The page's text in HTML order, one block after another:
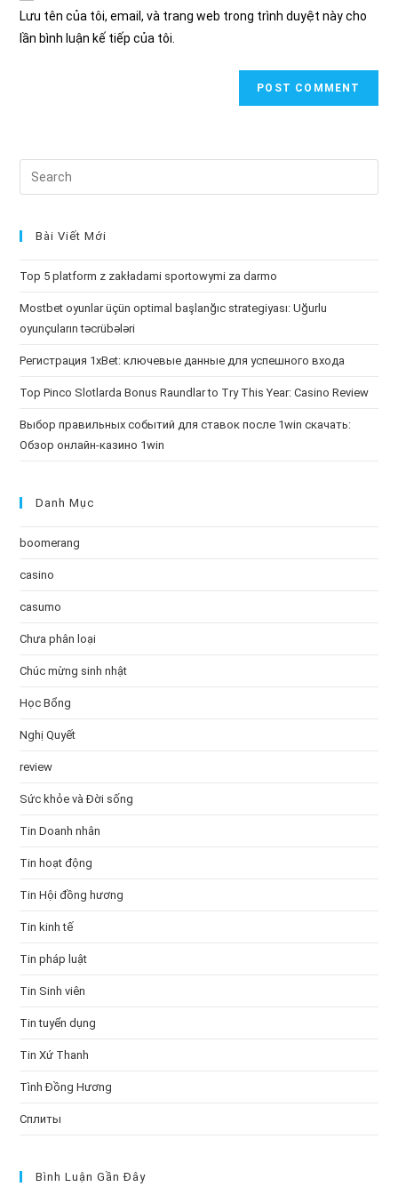
Lưu tên của tôi, email, và trang web trong trình duyệt này cho
lần bình luận kế tiếp của tôi.
Search
this
Bài Viết Mới
Top 5 platform z zakładami sportowymi za darmo
Mostbet oyunlar üçün optimal başlanğıc strategiyası: Uğurlu
oyunçuların təcrübələri
Регистрация 1xBet: ключевые данные для успешного входа
Top Pinco Slotlarda Bonus Raundlar to Try This Year: Casino Review
Выбор правильных событий для ставок после 1win скачать:
Обзор онлайн-казино 1win
Danh Mục
boomerang
casino
casumo
Chưa phân loại
Chúc mừng sinh nhật
Học Bổng
Nghị Quyết
review
Sức khỏe và Đời sống
Tin Doanh nhân
Tin hoạt động
Tin Hội đồng hương
Tin kinh tế
Tin pháp luật
Tin Sinh viên
Tin tuyển dụng
Tin Xứ Thanh
Tình Đồng Hương
Сплиты
Bình Luận Gần Đây